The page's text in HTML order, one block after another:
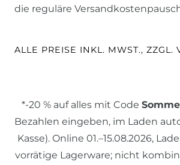
die reguläre
ALLE PREISE INKL. MWST., ZZGL.
*-20 % auf alles mit Code
Bezahlen eingeben, im Laden
Kasse). Online 01.–15.08.2026,
vorrätige Lagerware; nicht